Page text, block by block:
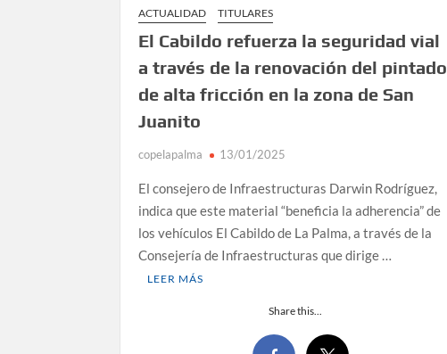
ACTUALIDAD TITULARES
El Cabildo refuerza la seguridad vial
a través de la renovación del pintado
de alta fricción en la zona de San
Juanito
copelapalma 13/01/2025
El consejero de Infraestructuras Darwin Rodríguez,
indica que este material “beneficia la adherencia” de
los vehículos El Cabildo de La Palma, a través de la
Consejería de Infraestructuras que dirige …
LEER MÁS
Share this...